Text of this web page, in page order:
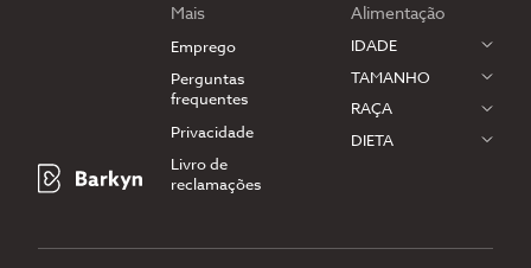
Mais
Emprego
Perguntas
frequentes
Privacidade
Livro de
reclamações
Alimentação
IDADE
TAMANHO
RAÇA
DIETA